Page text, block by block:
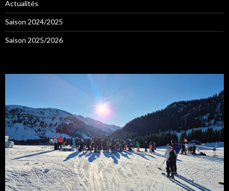
Actualités
Saison 2024/2025
Saison 2025/2026